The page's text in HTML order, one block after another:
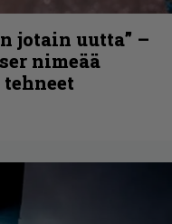
jotain uutta” –
nimeää